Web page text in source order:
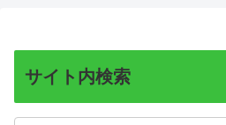
サイト内検索